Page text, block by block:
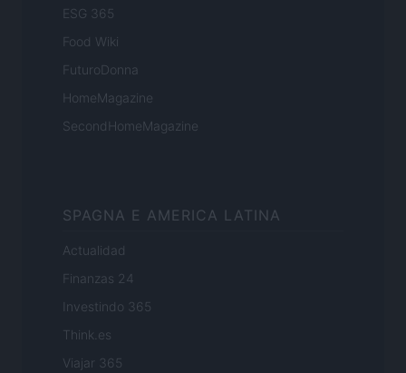
ESG 365
Food Wiki
FuturoDonna
HomeMagazine
SecondHomeMagazine
SPAGNA E AMERICA LATINA
Actualidad
Finanzas 24
Investindo 365
Think.es
Viajar 365